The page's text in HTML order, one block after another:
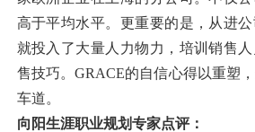
高于平均水平。更重要的是，从进
就投入了大量人力物力，培训销售
售技巧。GRACE的自信心得以重塑
车道。
向阳生涯职业规划专家点评：